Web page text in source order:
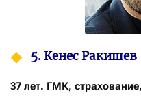
5. Кенес Ракишев
37 лет. ГМК,